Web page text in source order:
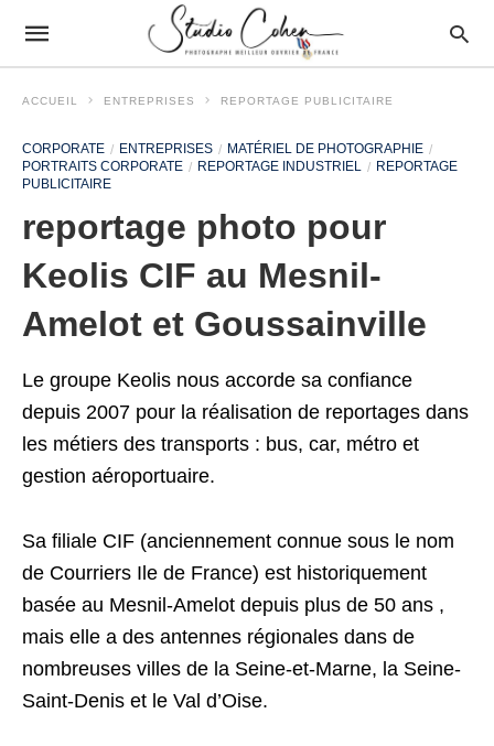
ACCUEIL ENTREPRISES REPORTAGE PUBLICITAIRE
CORPORATE ENTREPRISES
MATÉRIEL DE PHOTOGRAPHIE
PORTRAITS CORPORATE
REPORTAGE INDUSTRIEL
REPORTAGE
PUBLICITAIRE
reportage photo pour
Keolis CIF au Mesnil-
Amelot et Goussainville
Le groupe Keolis nous accorde sa confiance
depuis 2007 pour la réalisation de reportages dans
les métiers des transports : bus, car, métro et
gestion aéroportuaire.
Sa filiale CIF (anciennement connue sous le nom
de Courriers Ile de France) est historiquement
basée au Mesnil-Amelot depuis plus de 50 ans ,
mais elle a des antennes régionales dans de
nombreuses villes de la Seine-et-Marne, la Seine-
Saint-Denis et le Val d’Oise.